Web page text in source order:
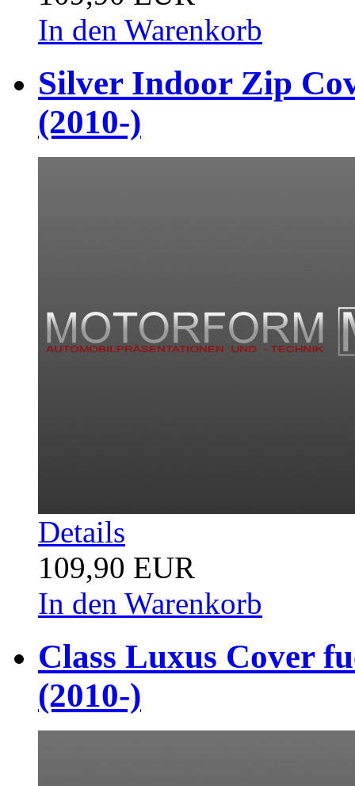
In den Warenkorb
Silver Indoor Zip
(2010-)
Details
109,90 EUR
In den Warenkorb
Class Luxus Cover
(2010-)